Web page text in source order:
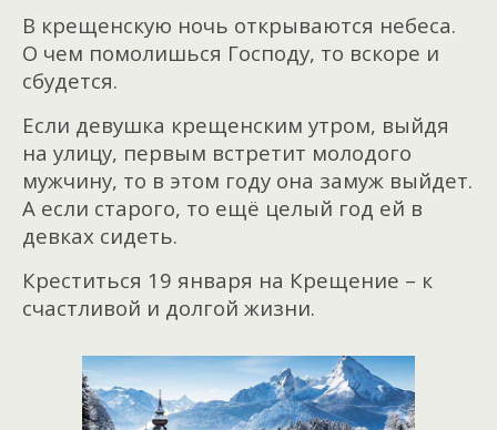
В крещенскую ночь открываются небеса.
О чем помолишься Господу, то вскоре и
сбудется.
Если девушка крещенским утром, выйдя
на улицу, первым встретит молодого
мужчину, то в этом году она замуж выйдет.
А если старого, то ещё целый год ей в
девках сидеть.
Креститься 19 января на Крещение – к
счастливой и долгой жизни.